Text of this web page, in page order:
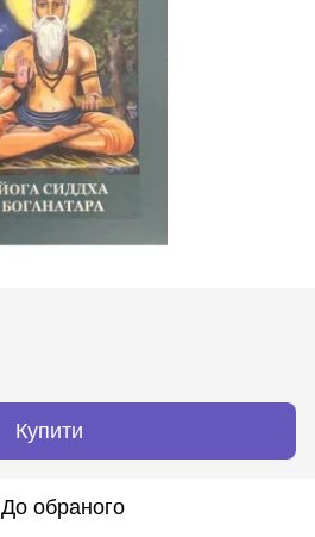
Купити
До обраного